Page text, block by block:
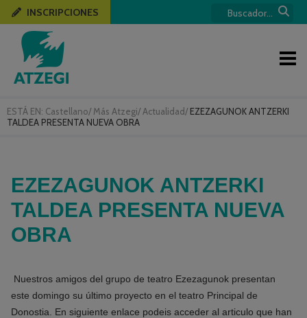
ESTÁ EN: Castellano/ Más Atzegi/ Actualidad/ EZEZAGUNOK ANTZERKI
TALDEA PRESENTA NUEVA OBRA
INSCRIPCIONES
EZEZAGUNOK ANTZERKI
TALDEA PRESENTA NUEVA
OBRA
Nuestros amigos del grupo de teatro Ezezagunok presentan
este domingo su último proyecto en el teatro Principal de
Donostia. En siguiente enlace podeis acceder al articulo que han